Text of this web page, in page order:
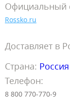
Официальный
Rossko.ru
Доставляет в
Страна: Россия
Телефон:
8 800 770-770-9